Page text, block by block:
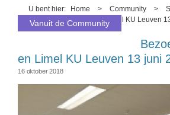
U bent hier Home > Community >
Bezoek aan BARCO en Limel KU Leuven
Vanuit de Community
en Limel KU Leuven 13 juni
16 oktober 2018